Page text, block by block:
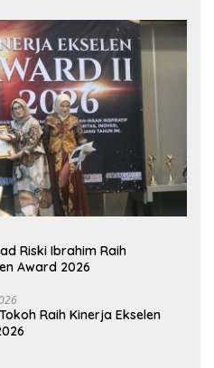
Riski Ibrahim Raih
Award 2026
Raih Kinerja Ekselen